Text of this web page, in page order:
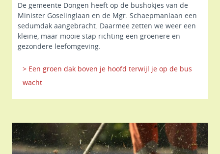
De gemeente Dongen heeft op de bushokjes van de
Minister Goselinglaan en de Mgr. Schaepmanlaan een
sedumdak aangebracht. Daarmee zetten we weer een
kleine, maar mooie stap richting een groenere en
gezondere leefomgeving.
> Een groen dak boven je hoofd terwijl je op de bus
wacht